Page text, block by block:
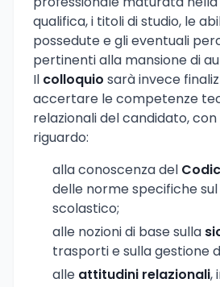
qualifica, i titoli di studio, le
possedute e gli eventuali
pertinenti alla mansione di
Il colloquio sarà invece
accertare le competenze
relazionali del candidato,
riguardo:
alla conoscenza del
delle norme specifiche
scolastico;
alle nozioni di base sulla
trasporti e sulla gestione
alle attitudini relazionali,